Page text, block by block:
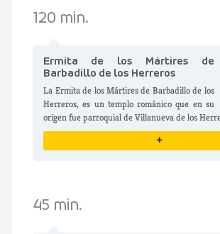
120 min.
Ermita de los Mártires de
Barbadillo de los Herreros
La Ermita de los Mártires de Barbadillo de los
Herreros, es un templo románico que en su
origen fue parroquial de Villanueva de los
+
45 min.